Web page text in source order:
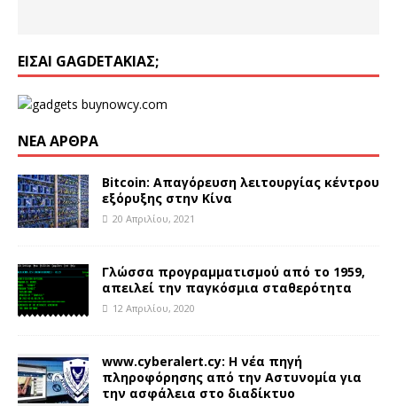
ΕΊΣΑΙ GAGDETΆΚΙΑΣ;
ΝΈΑ ΆΡΘΡΑ
Bitcoin: Απαγόρευση λειτουργίας κέντρου
εξόρυξης στην Κίνα
20 Απριλίου, 2021
Γλώσσα προγραμματισμού από το 1959,
απειλεί την παγκόσμια σταθερότητα
12 Απριλίου, 2020
www.cyberalert.cy: Η νέα πηγή
πληροφόρησης από την Αστυνομία για
την ασφάλεια στο διαδίκτυο